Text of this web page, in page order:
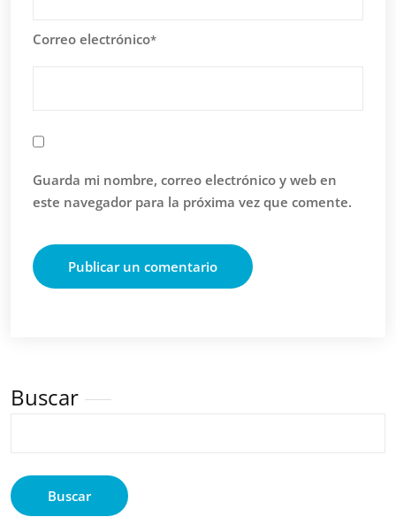
Correo electrónico*
Guarda mi nombre, correo electrónico y web en
este navegador para la próxima vez que comente.
Buscar
Buscar